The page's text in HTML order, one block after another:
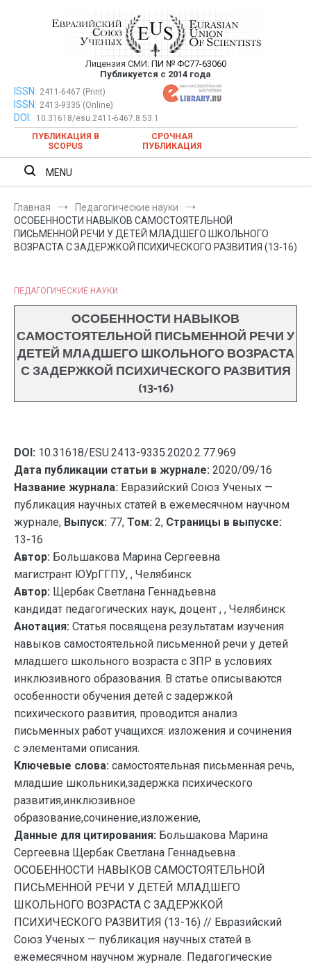
Евразийский Союз Ученых —
публикация научных статей в
ежемесячном научном журнале
Лицензия СМИ: ПИ № ФС77-63060
Публикуется с 2014 года
Евразийский Союз Ученых — публикация научных статей в
ежемесячном научном журнале
ISSN: 2411-6467 (Print)
ISSN: 2413-9335 (Online)
DOI:
10.31618/esu.2411-6467.8.53.1
ПУБЛИКАЦИЯ В
SCOPUS
СРОЧНАЯ
ПУБЛИКАЦИЯ
MENU
Главная
Педагогические науки
ОСОБЕННОСТИ НАВЫКОВ САМОСТОЯТЕЛЬНОЙ
ПИСЬМЕННОЙ РЕЧИ У ДЕТЕЙ МЛАДШЕГО ШКОЛЬНОГО
ВОЗРАСТА С ЗАДЕРЖКОЙ ПСИХИЧЕСКОГО РАЗВИТИЯ (13-16)
ПЕДАГОГИЧЕСКИЕ НАУКИ
ОСОБЕННОСТИ НАВЫКОВ
САМОСТОЯТЕЛЬНОЙ ПИСЬМЕННОЙ РЕЧИ У
ДЕТЕЙ МЛАДШЕГО ШКОЛЬНОГО ВОЗРАСТА
С ЗАДЕРЖКОЙ ПСИХИЧЕСКОГО РАЗВИТИЯ
(13-16)
DOI: 10.31618/ESU.2413-9335.2020.2.77.969
Дата публикации статьи в журнале: 2020/09/16
Название журнала: Евразийский Союз Ученых —
публикация научных статей в ежемесячном научном
журнале, Выпуск: 77, Том: 2, Страницы в выпуске:
13-16
Автор: Большакова Марина Сергеевна
магистрант ЮУрГГПУ, , Челябинск
Автор: Щербак Светлана Геннадьевна
кандидат педагогических наук, доцент , , Челябинск
Анотация: Статья посвящена результатам изучения
навыков самостоятельной письменной речи у детей
младшего школьного возраста с ЗПР в условиях
инклюзивного образования. В статье описываются
особенности обучения детей с задержкой
психического развития, проводится анализ
письменных работ учащихся: изложения и сочинения
с элементами описания.
Ключевые слова: самостоятельная письменная речь,
младшие школьники,задержка психического
развития,инклюзивное
образование,сочинение,изложение,
Данные для цитирования: Большакова Марина
Сергеевна Щербак Светлана Геннадьевна .
ОСОБЕННОСТИ НАВЫКОВ САМОСТОЯТЕЛЬНОЙ
ПИСЬМЕННОЙ РЕЧИ У ДЕТЕЙ МЛАДШЕГО
ШКОЛЬНОГО ВОЗРАСТА С ЗАДЕРЖКОЙ
ПСИХИЧЕСКОГО РАЗВИТИЯ (13-16) // Евразийский
Союз Ученых — публикация научных статей в
ежемесячном научном журнале. Педагогические